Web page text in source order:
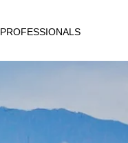
PROFESSIONALS